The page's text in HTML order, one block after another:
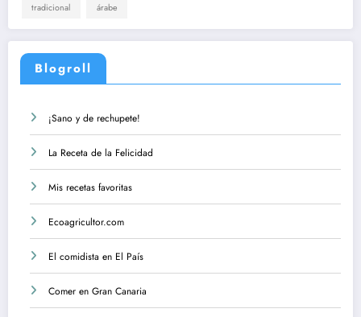
tradicional árabe
Blogroll
¡Sano y de rechupete!
La Receta de la Felicidad
Mis recetas favoritas
Ecoagricultor.com
El comidista en El País
Comer en Gran Canaria